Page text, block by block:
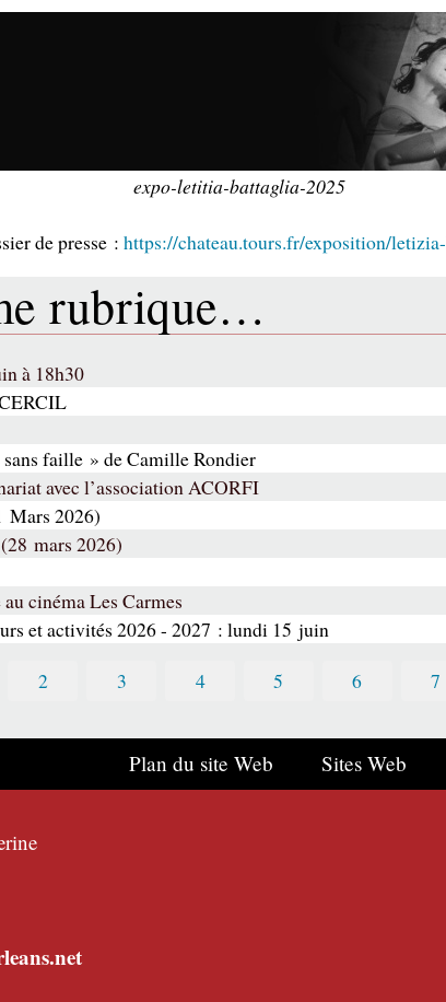
expo-letitia-battaglia-2025
de presse : https://chateau.tours.fr/exposition/
rubrique…
à 18h30
faille » de Camille Rondier
avec l’association ACORFI
Mars 2026)
mars 2026)
cinéma Les Carmes
et activités 2026 - 2027 : lundi 15 juin
2 3 4 5 6 7
Plan du site Web Sites Web